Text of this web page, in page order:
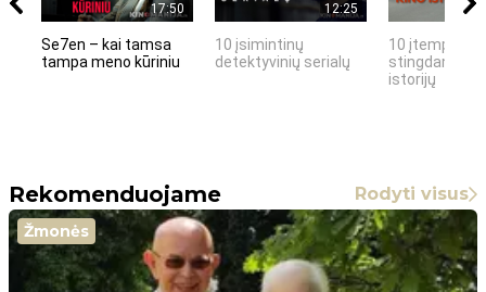
17:50
Se7en – kai tamsa
tampa meno kūriniu
12:25
10 įsimintinų
detektyvinių serialų
10 įtemptų,
stingdančių
istorijų
Rekomenduojame Rodyti visus
Žmonės